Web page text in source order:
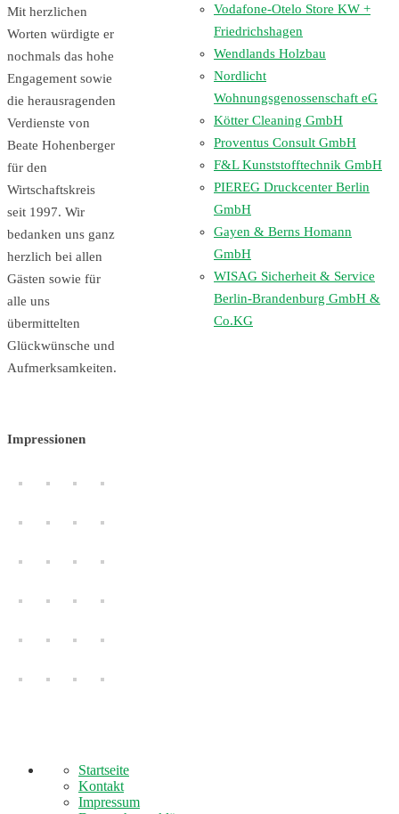
Mit herzlichen
Worten würdigte er
nochmals das hohe
Engagement sowie
die herausragenden
Verdienste von
Beate Hohenberger
für den
Wirtschaftskreis
seit 1997. Wir
bedanken uns ganz
herzlich bei allen
Gästen sowie für
alle uns
übermittelten
Glückwünsche und
Aufmerksamkeiten.
Impressionen
Vodafone-Otelo Store KW +
Friedrichshagen
Wendlands Holzbau
Nordlicht
Wohnungsgenossenschaft eG
Kötter Cleaning GmbH
Proventus Consult GmbH
F&L Kunststofftechnik GmbH
PIEREG Druckcenter Berlin
GmbH
Gayen & Berns Homann
GmbH
WISAG Sicherheit & Service
Berlin-Brandenburg GmbH &
Co.KG
Startseite
Kontakt
Impressum